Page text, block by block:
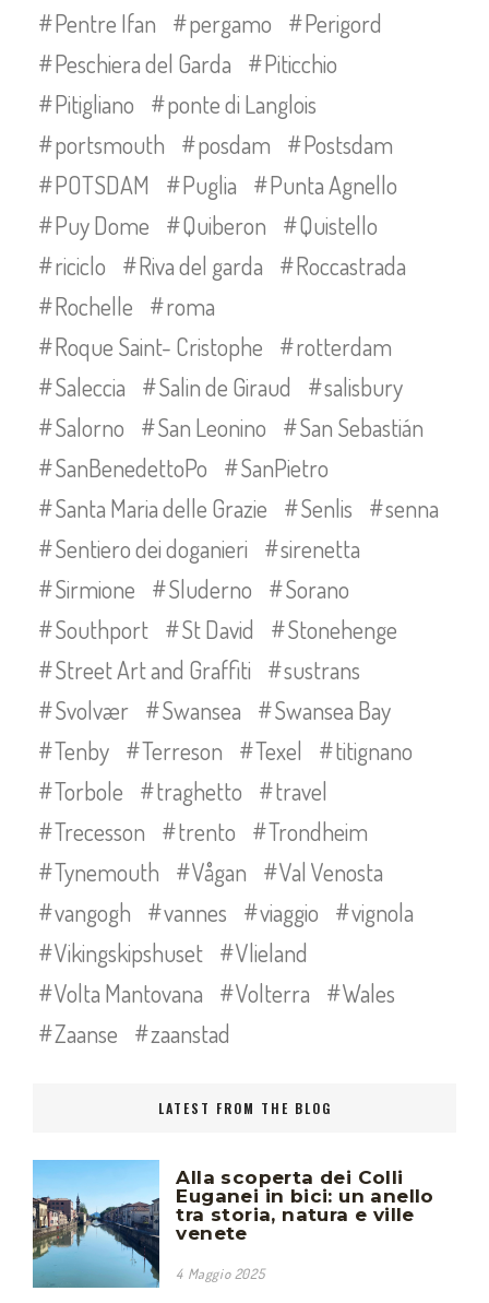
Pentre Ifan
pergamo
Perigord
Peschiera del Garda
Piticchio
Pitigliano
ponte di Langlois
portsmouth
posdam
Postsdam
POTSDAM
Puglia
Punta Agnello
Puy Dome
Quiberon
Quistello
riciclo
Riva del garda
Roccastrada
Rochelle
roma
Roque Saint- Cristophe
rotterdam
Saleccia
Salin de Giraud
salisbury
Salorno
San Leonino
San Sebastián
SanBenedettoPo
SanPietro
Santa Maria delle Grazie
Senlis
senna
Sentiero dei doganieri
sirenetta
Sirmione
Sluderno
Sorano
Southport
St David
Stonehenge
Street Art and Graffiti
sustrans
Svolvær
Swansea
Swansea Bay
Tenby
Terreson Texel
titignano
Torbole
traghetto
travel
Trecesson
trento
Trondheim
Tynemouth
Vågan
Val Venosta
vangogh
vannes viaggio
vignola
Vikingskipshuset
Vlieland
Volta Mantovana
Volterra
Wales
Zaanse
zaanstad
LATEST FROM THE BLOG
Alla scoperta dei Colli
Euganei in bici: un anello
tra storia, natura e ville
venete
4 Maggio 2025